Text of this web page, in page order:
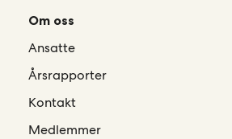
Om oss
Ansatte
Årsrapporter
Kontakt
Medlemmer